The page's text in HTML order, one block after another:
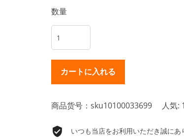
数量
商品货号：sku10100033699 人気:
いつも当店をお利用いただき誠に